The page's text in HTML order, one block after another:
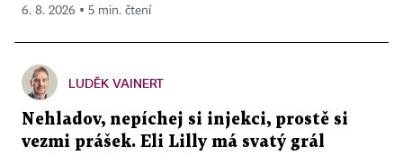
6. 8. 2026 ▪ 5 min. čtení
LUDĚK VAINERT
Nehladov, nepíchej si injekci, prostě si
vezmi prášek. Eli Lilly má svatý grál